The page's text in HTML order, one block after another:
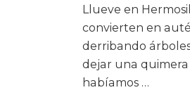
Llueve en
convierten en
derribando
dejar una quimera
habíamos …